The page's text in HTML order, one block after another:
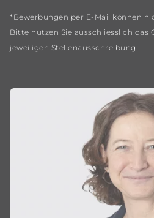
*Bewerbungen per E-Mail können
Bitte nutzen Sie ausschliesslich das
jeweiligen Stellenausschreibung.